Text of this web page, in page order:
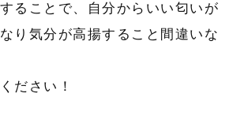
ることで、自分からいい匂いが
り気分が高揚すること間違いな
ださい！